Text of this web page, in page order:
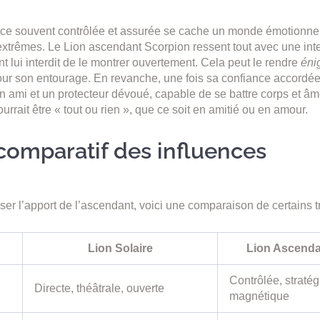
souvent contrôlée et assurée se cache un monde
Le Lion ascendant Scorpion ressent tout avec une
lui interdit de le montrer ouvertement. Cela peut le rendre
son entourage. En revanche, une fois sa confiance
ami et un protecteur dévoué, capable de se battre corps et
être « tout ou rien », que ce soit en amitié ou en amour.
des influences
l’apport de l’ascendant, voici une comparaison de certains
Lion Solaire Lion
Directe, théâtrale, ouverte
Contrôlée,
magnétique